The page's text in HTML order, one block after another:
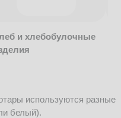
и хлебобулочные
используются разные
белый).